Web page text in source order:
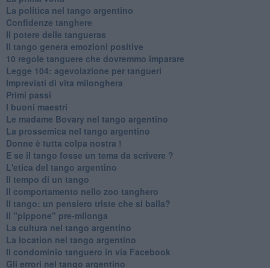
La politica nel tango argentino
Confidenze tanghere
Il potere delle tangueras
Il tango genera emozioni positive
10 regole tanguere che dovremmo imparare
Legge 104: agevolazione per tangueri
Imprevisti di vita milonghera
Primi passi
I buoni maestri
Le madame Bovary nel tango argentino
La prossemica nel tango argentino
Donne è tutta colpa nostra !
E se il tango fosse un tema da scrivere ?
L'etica del tango argentino
Il tempo di un tango
Il comportamento nello zoo tanghero
Il tango: un pensiero triste che si balla?
Il "pippone" pre-milonga
La cultura nel tango argentino
La location nel tango argentino
Il condominio tanguero in via Facebook
Gli errori nel tango argentino